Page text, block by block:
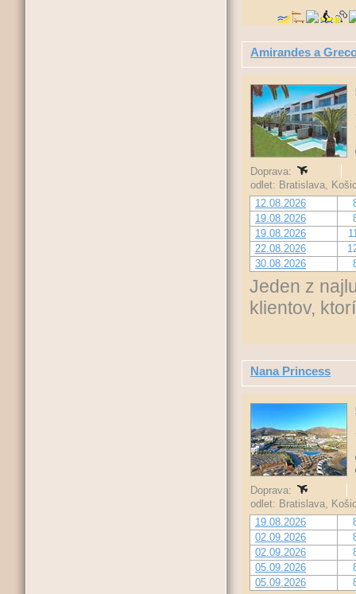
Amirandes a
Doprava:
odlet: Bratislava,
12.08.2026
19.08.2026
19.08.2026
22.08.2026
30.08.2026
Jeden z
klientov,
Nana Princess
Doprava:
odlet: Bratislava,
19.08.2026
02.09.2026
02.09.2026
05.09.2026
05.09.2026